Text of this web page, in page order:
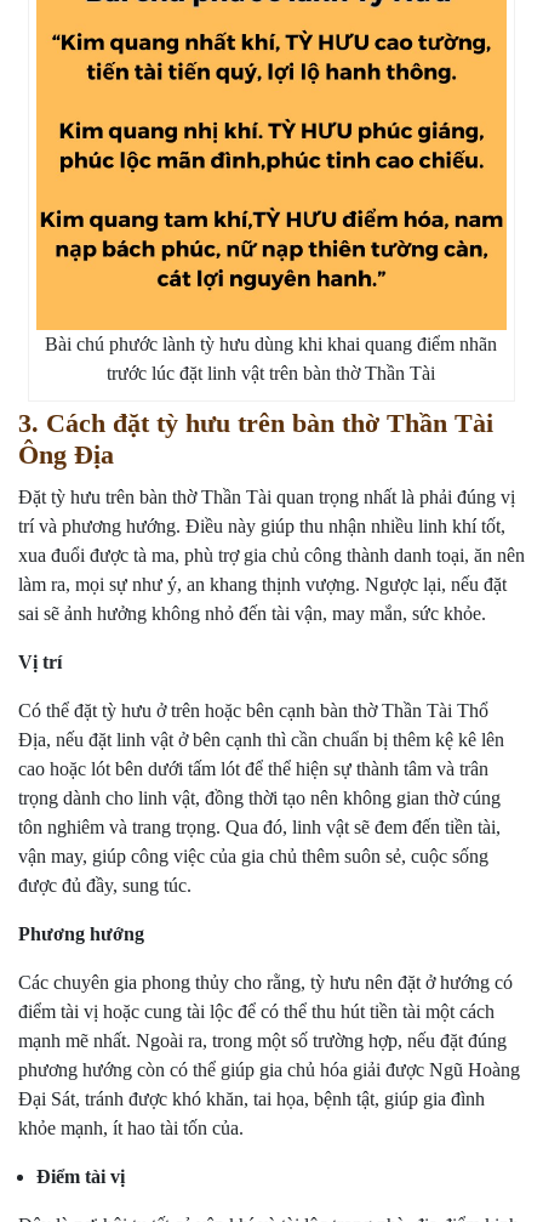
Bài chú phước lành tỳ hưu dùng khi khai quang điểm nhãn
trước lúc đặt linh vật trên bàn thờ Thần Tài
3. Cách đặt tỳ hưu trên bàn thờ Thần Tài
Ông Địa
Đặt tỳ hưu trên bàn thờ Thần Tài quan trọng nhất là phải đúng vị
trí và phương hướng. Điều này giúp thu nhận nhiều linh khí tốt,
xua đuổi được tà ma, phù trợ gia chủ công thành danh toại, ăn nên
làm ra, mọi sự như ý, an khang thịnh vượng. Ngược lại, nếu đặt
sai sẽ ảnh hưởng không nhỏ đến tài vận, may mắn, sức khỏe.
Vị trí
Có thể đặt tỳ hưu ở trên hoặc bên cạnh bàn thờ Thần Tài Thổ
Địa, nếu đặt linh vật ở bên cạnh thì cần chuẩn bị thêm kệ kê lên
cao hoặc lót bên dưới tấm lót để thể hiện sự thành tâm và trân
trọng dành cho linh vật, đồng thời tạo nên không gian thờ cúng
tôn nghiêm và trang trọng. Qua đó, linh vật sẽ đem đến tiền tài,
vận may, giúp công việc của gia chủ thêm suôn sẻ, cuộc sống
được đủ đầy, sung túc.
Phương hướng
Các chuyên gia phong thủy cho rằng, tỳ hưu nên đặt ở hướng có
điểm tài vị hoặc cung tài lộc để có thể thu hút tiền tài một cách
mạnh mẽ nhất. Ngoài ra, trong một số trường hợp, nếu đặt đúng
phương hướng còn có thể giúp gia chủ hóa giải được Ngũ Hoàng
Đại Sát, tránh được khó khăn, tai họa, bệnh tật, giúp gia đình
khỏe mạnh, ít hao tài tốn của.
Điểm tài vị